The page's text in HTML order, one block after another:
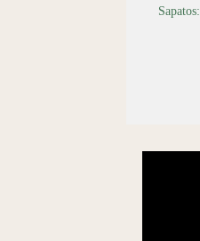
Sapatos: